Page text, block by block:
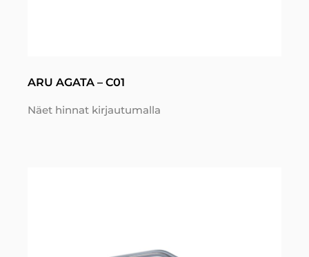
ARU AGATA – C01
Näet hinnat kirjautumalla